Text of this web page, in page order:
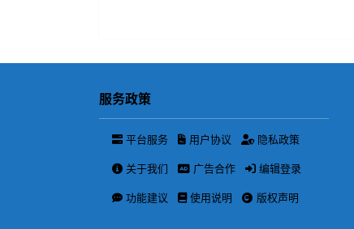
服务政策
平台服务 用户协议 隐私政策
关于我们 广告合作 编辑登录
功能建议 使用说明 版权声明